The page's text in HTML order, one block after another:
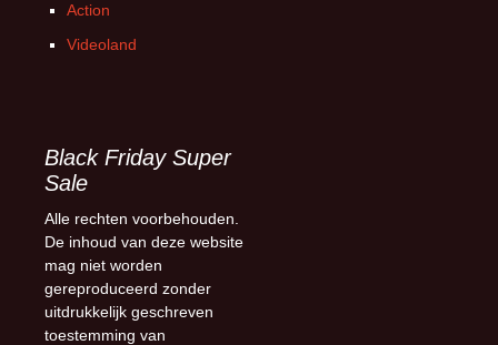
Action
Videoland
Black Friday Super
Sale
Alle rechten voorbehouden.
De inhoud van deze website
mag niet worden
gereproduceerd zonder
uitdrukkelijk geschreven
toestemming van